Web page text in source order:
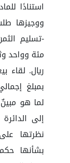
ووجيزها
مئة وواحد
لما هو
إلى
نظرتها
بشأنها